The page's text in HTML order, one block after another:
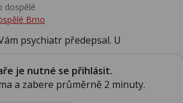
dospělé
Brno
psychiatr předepsal. U
je nutné se přihlásit.
a zabere průměrně 2 minuty.